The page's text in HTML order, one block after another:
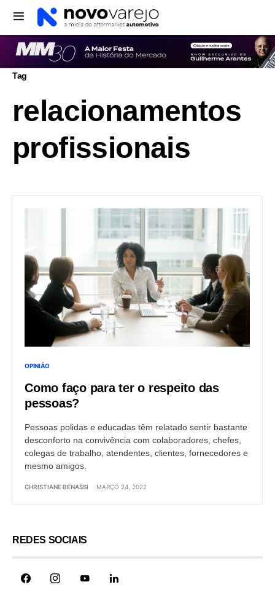
Tag
relacionamentos
profissionais
OPINIÃO
Como faço para ter o respeito das
pessoas?
Pessoas polidas e educadas têm relatado sentir bastante
desconforto na convivência com colaboradores, chefes,
colegas de trabalho, atendentes, clientes, fornecedores e
mesmo amigos.
CHRISTIANE BENASSI MARÇO 24, 2022
REDES SOCIAIS